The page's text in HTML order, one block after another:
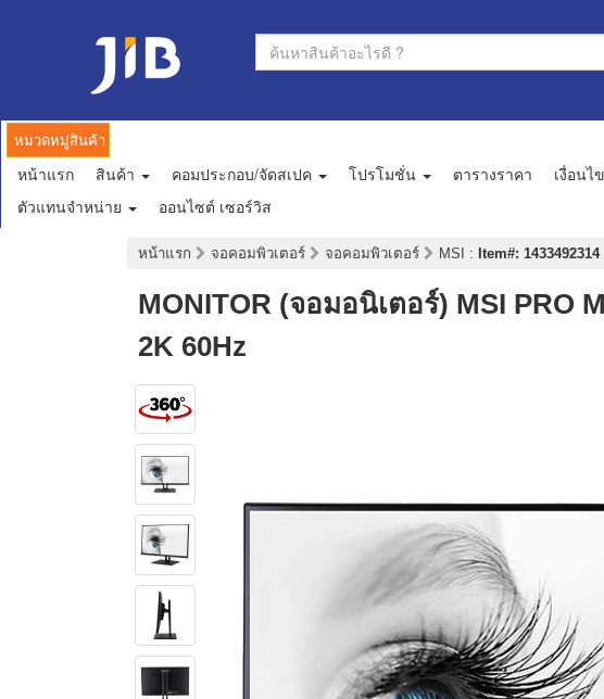
หมวดหมู่สินค้า
หน้าแรก สินค้า คอมประกอบ/จัดสเปค โปรโมชั่น ตารางราคา เงื่อนไ
ตัวแทนจำหน่าย
ออนไซต์ เซอร์วิส
หน้าแรก จอคอมพิวเตอร์ จอคอมพิวเตอร์ MSI : Item#:
MONITOR (จอมอนิเตอร์) MSI PRO
2K 60Hz